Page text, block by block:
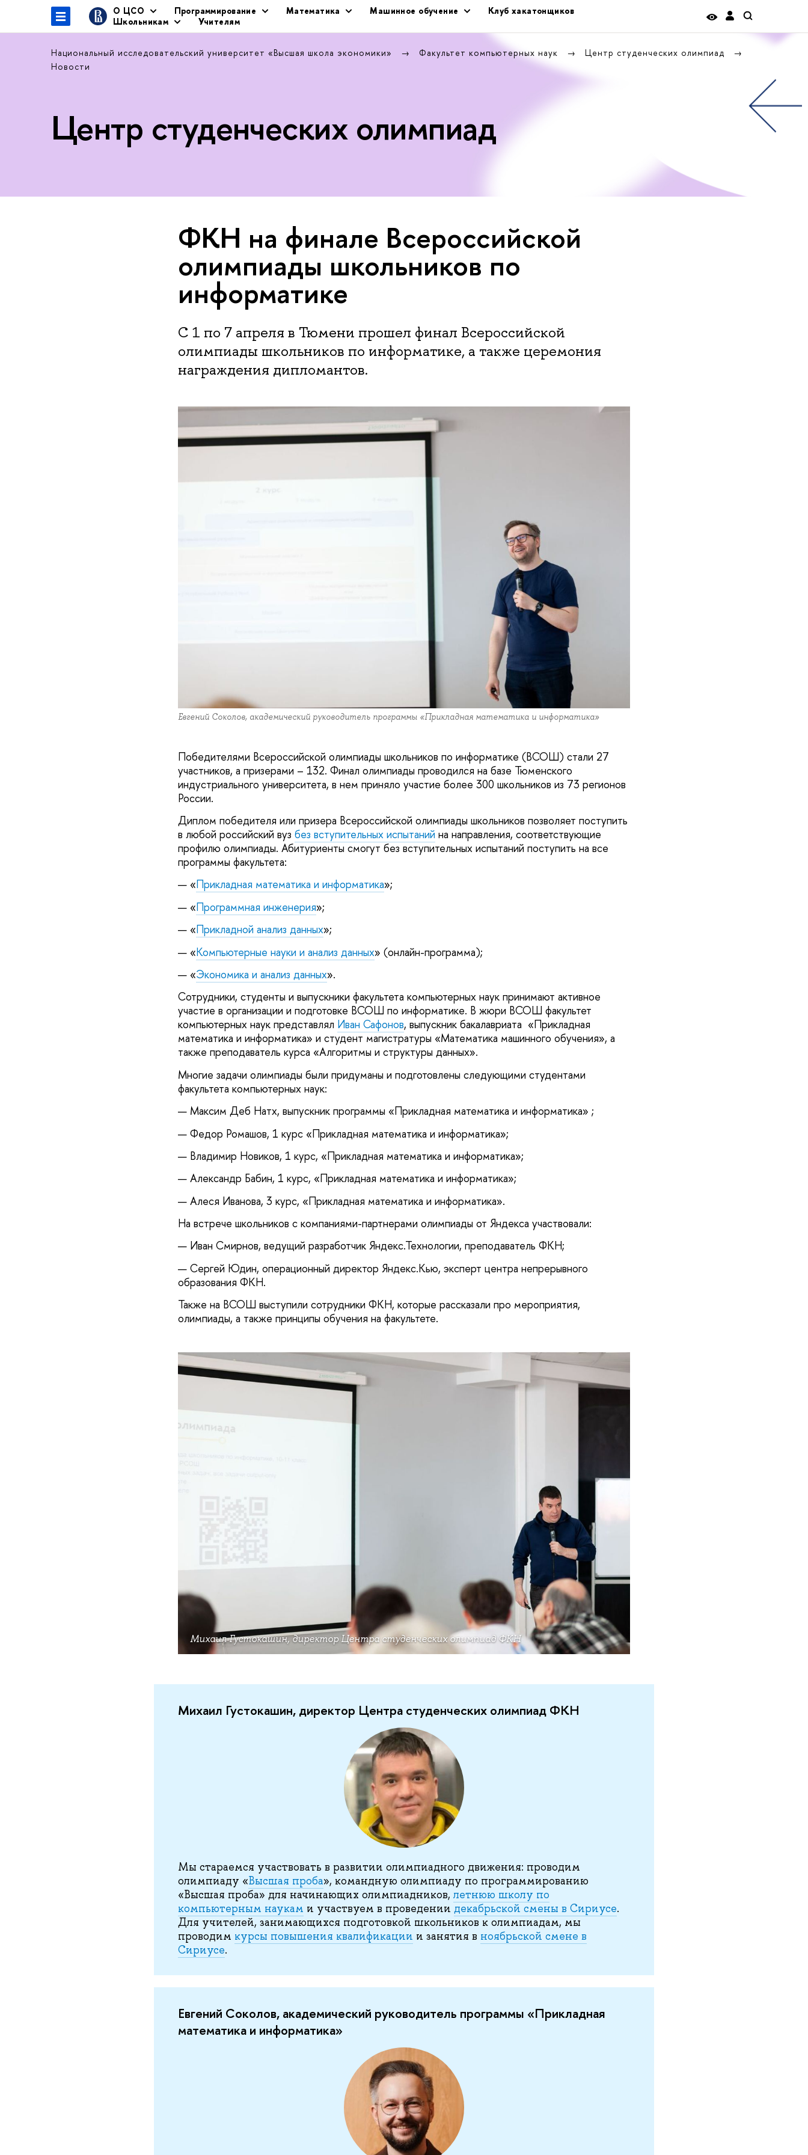
О ЦСО Программирование Математика Машинное обучение
Клуб хакатонщиков
Школьникам
Учителям
Национальный исследовательский университет «Высшая школа экономики» Факультет компьютерных наук
Центр студенческих олимпиад
Новости
Центр студенческих олимпиад
ФКН на финале Все­рос­сий­ской
олимпиады школьников по
информатике
С 1 по 7 апреля в Тюмени прошел финал Всероссийской
олимпиады школьников по информатике, а также церемония
награждения дипломантов.
Евгений Соколов, академический руководитель программы «Прикладная математика и информатика»
Победителями Всероссийской олимпиады школьников по информатике (ВСОШ) стали 27
участников, а призерами – 132. Финал олимпиады проводился на базе Тюменского
индустриального университета, в нем приняло участие более 300 школьников из 73 регионов
России.
Диплом победителя или призера Всероссийской олимпиады школьников позволяет поступить
в любой российский вуз без вступительных испытаний на направления, соответствующие
профилю олимпиады. Абитуриенты смогут без вступительных испытаний поступить на все
программы факультета:
— «Прикладная математика и информатика»;
— «Программная инженерия»;
— «Прикладной анализ данных»;
— «Компьютерные науки и анализ данных» (онлайн-программа);
— «Экономика и анализ данных».
Сотрудники, студенты и выпускники факультета компьютерных наук принимают активное
участие в организации и подготовке ВСОШ по информатике. В жюри ВСОШ факультет
компьютерных наук представлял Иван Сафонов, выпускник бакалавриата «Прикладная
математика и информатика» и студент магистратуры «Математика машинного обучения», а
также преподаватель курса «Алгоритмы и структуры данных».
Многие задачи олимпиады были придуманы и подготовлены следующими студентами
факультета компьютерных наук:
— Максим Деб Натх, выпускник программы «Прикладная математика и информатика» ;
— Федор Ромашов, 1 курс «Прикладная математика и информатика»;
— Владимир Новиков, 1 курс, «Прикладная математика и информатика»;
— Александр Бабин, 1 курс, «Прикладная математика и информатика»;
— Алеся Иванова, 3 курс, «Прикладная математика и информатика».
На встрече школьников с компаниями-партнерами олимпиады от Яндекса участвовали:
— Иван Смирнов, ведущий разработчик Яндекс.Технологии, преподаватель ФКН;
— Сергей Юдин, операционный директор Яндекс.Кью, эксперт центра непрерывного
образования ФКН.
Также на ВСОШ выступили сотрудники ФКН, которые рассказали про мероприятия,
олимпиады, а также принципы обучения на факультете.
Михаил Густокашин, директор Центра студенческих олимпиад ФКН
Михаил Густокашин, директор Центра студенческих олимпиад ФКН
Мы стараемся участвовать в развитии олимпиадного движения: проводим
олимпиаду «Высшая проба», командную олимпиаду по программированию
«Высшая проба» для начинающих олимпиадников, летнюю школу по
компьютерным наукам и участвуем в проведении декабрьской смены в Сириусе.
Для учителей, занимающихся подготовкой школьников к олимпиадам, мы
проводим курсы повышения квалификации и занятия в ноябрьской смене в
Сириусе.
Евгений Соколов, академический руководитель программы «Прикладная
математика и информатика»